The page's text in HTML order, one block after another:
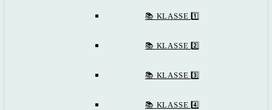
📚 KLASSE 1️⃣
📚 KLASSE 2️⃣
📚 KLASSE 3️⃣
📚 KLASSE 4️⃣